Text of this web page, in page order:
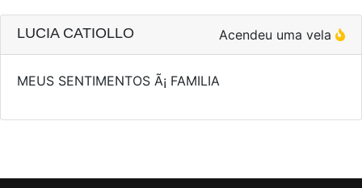
LUCIA CATIOLLO Acendeu uma vela
MEUS SENTIMENTOS Ã¡ FAMILIA